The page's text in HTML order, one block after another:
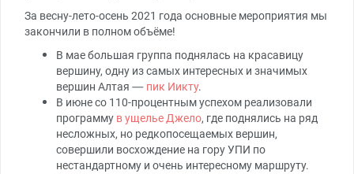
За весну-лето-осень 2021 года основные мероприятия мы
закончили в полном объёме!
В мае большая группа поднялась на красавицу
вершину, одну из самых интересных и значимых
вершин Алтая — пик Иикту.
В июне со 110-процентным успехом реализовали
программу в ущелье Джело, где поднялись на ряд
несложных, но редкопосещаемых вершин,
совершили восхождение на гору УПИ по
нестандартному и очень интересному маршруту.